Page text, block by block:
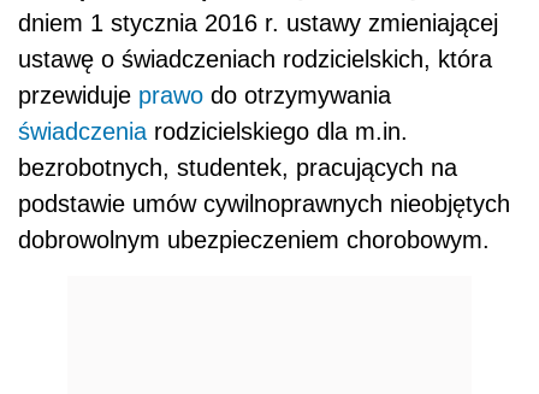
dniem 1 stycznia 2016 r. ustawy zmieniającej
ustawę o świadczeniach rodzicielskich, która
przewiduje prawo do otrzymywania
świadczenia rodzicielskiego dla m.in.
bezrobotnych, studentek, pracujących na
podstawie umów cywilnoprawnych nieobjętych
dobrowolnym ubezpieczeniem chorobowym.